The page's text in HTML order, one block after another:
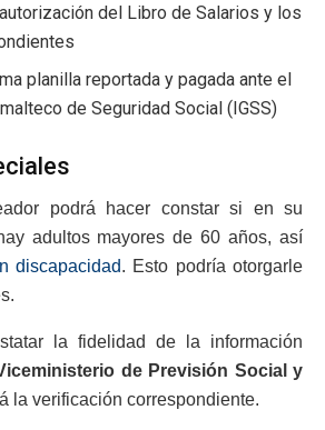
del Libro de Salarios y los
planilla reportada y pagada ante el
de Seguridad Social (IGSS)
podrá hacer constar si en su
adultos mayores de 60 años, así
discapacidad. Esto podría otorgarle
la fidelidad de la información
de Previsión Social y
la verificación correspondiente.